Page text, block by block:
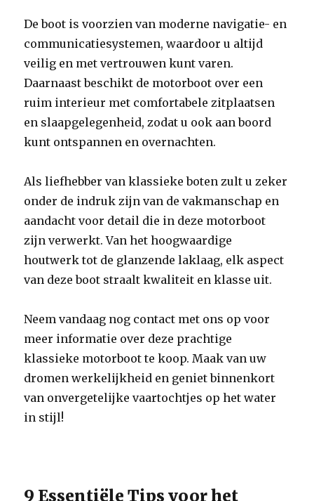
De boot is voorzien van moderne navigatie- en
communicatiesystemen, waardoor u altijd
veilig en met vertrouwen kunt varen.
Daarnaast beschikt de motorboot over een
ruim interieur met comfortabele zitplaatsen
en slaapgelegenheid, zodat u ook aan boord
kunt ontspannen en overnachten.
Als liefhebber van klassieke boten zult u zeker
onder de indruk zijn van de vakmanschap en
aandacht voor detail die in deze motorboot
zijn verwerkt. Van het hoogwaardige
houtwerk tot de glanzende laklaag, elk aspect
van deze boot straalt kwaliteit en klasse uit.
Neem vandaag nog contact met ons op voor
meer informatie over deze prachtige
klassieke motorboot te koop. Maak van uw
dromen werkelijkheid en geniet binnenkort
van onvergetelijke vaartochtjes op het water
in stijl!
9 Essentiële Tips voor het